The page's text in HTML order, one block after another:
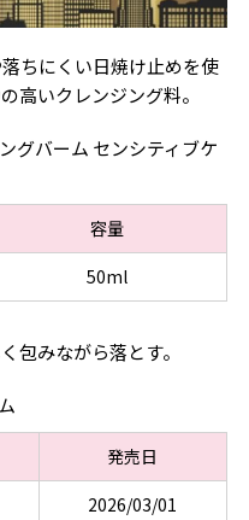
ちにくい日焼け止めを使
高いクレンジング料。
グバーム センシティブケ
容量
50ml
包みながら落とす。
発売日
2026/03/01